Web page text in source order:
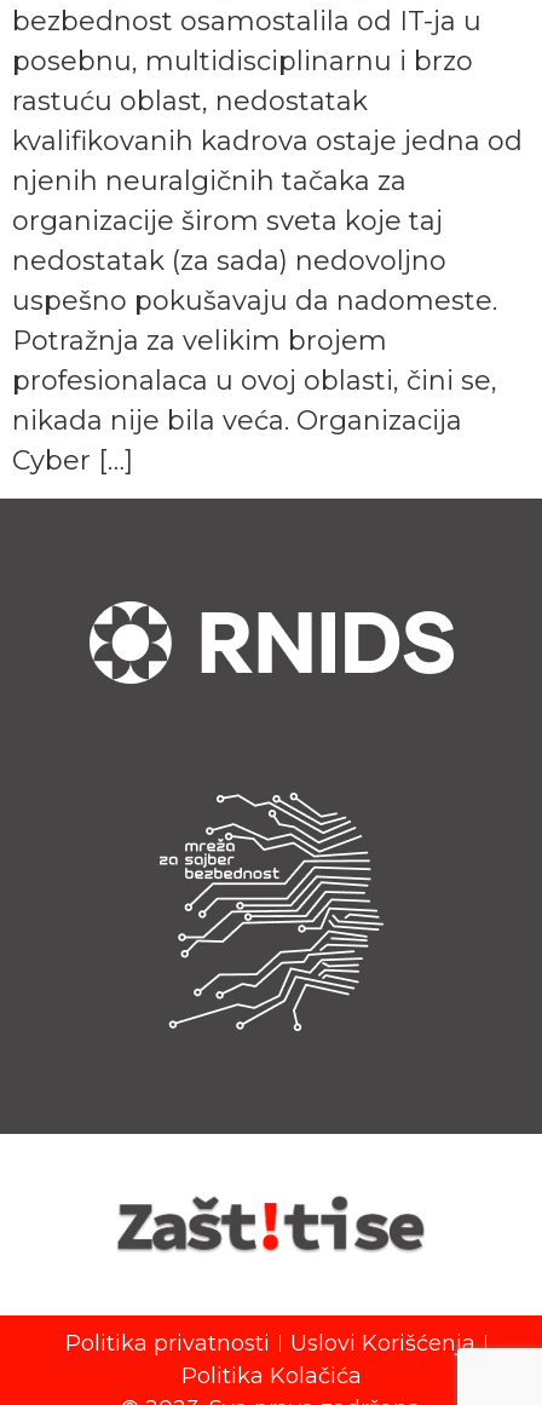
bezbednost osamostalila od IT-ja u
posebnu, multidisciplinarnu i brzo
rastuću oblast, nedostatak
kvalifikovanih kadrova ostaje jedna od
njenih neuralgičnih tačaka za
organizacije širom sveta koje taj
nedostatak (za sada) nedovoljno
uspešno pokušavaju da nadomeste.
Potražnja za velikim brojem
profesionalaca u ovoj oblasti, čini se,
nikada nije bila veća. Organizacija
Cyber […]
Politika privatnosti
Uslovi Korišćenja
Politika Kolačića